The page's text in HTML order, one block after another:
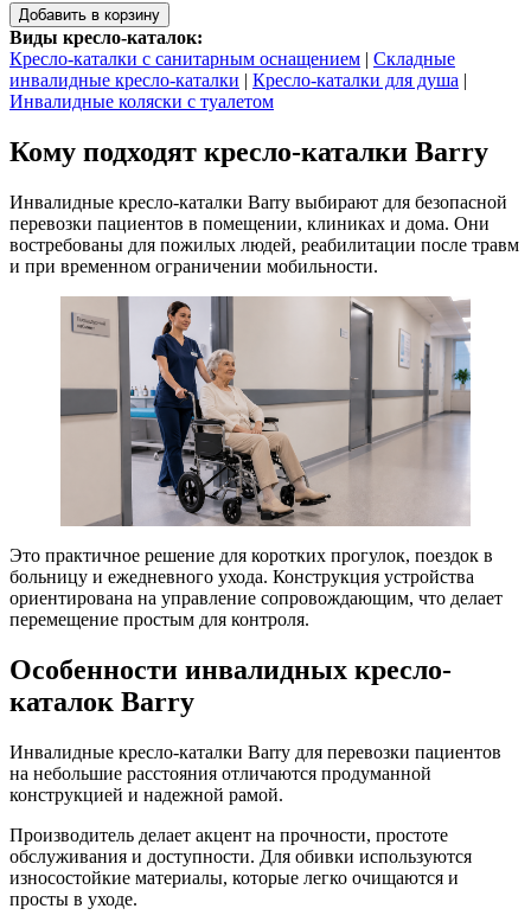
Добавить в корзину
Виды кресло-каталок:
Кресло-каталки с санитарным оснащением | Складные
инвалидные кресло-каталки | Кресло-каталки для душа |
Инвалидные коляски с туалетом
Кому подходят кресло-каталки Barry
Инвалидные кресло-каталки Barry выбирают для безопасной
перевозки пациентов в помещении, клиниках и дома. Они
востребованы для пожилых людей, реабилитации после травм
и при временном ограничении мобильности.
Это практичное решение для коротких прогулок, поездок в
больницу и ежедневного ухода. Конструкция устройства
ориентирована на управление сопровождающим, что делает
перемещение простым для контроля.
Особенности инвалидных кресло-
каталок Barry
Инвалидные кресло-каталки Barry для перевозки пациентов
на небольшие расстояния отличаются продуманной
конструкцией и надежной рамой.
Производитель делает акцент на прочности, простоте
обслуживания и доступности. Для обивки используются
износостойкие материалы, которые легко очищаются и
просты в уходе.